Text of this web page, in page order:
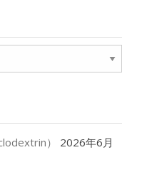
）
2026年6月